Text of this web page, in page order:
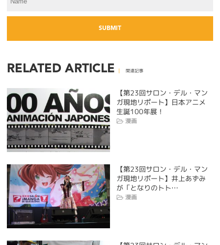
RELATED ARTICLE 関連記事
【第23回サロン・デル・マン
ガ現地リポート】日本アニメ
生誕100年展！
漫画
【第23回サロン・デル・マン
ガ現地リポート】井上あずみ
が「となりのトト…
漫画